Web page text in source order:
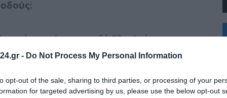
- Do Not Process My Personal Information
opt-out of the sale, sharing to third parties, or processing of your
for targeted advertising by us, please use the below opt-out
μέχρι την οδό Εθν. Αμύνης.
Εξάρχου μέχρι την οδό Εθν. Αμύνης
την οδό Στεφ. Δραγούμη.
Αγ. Δημητρίου μέχρι την οδό Γ. Λαμπράκη.
+
°